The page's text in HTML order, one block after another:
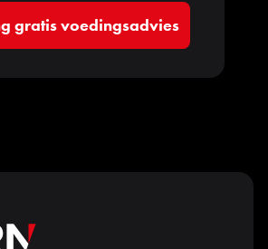
gratis voedingsadvies